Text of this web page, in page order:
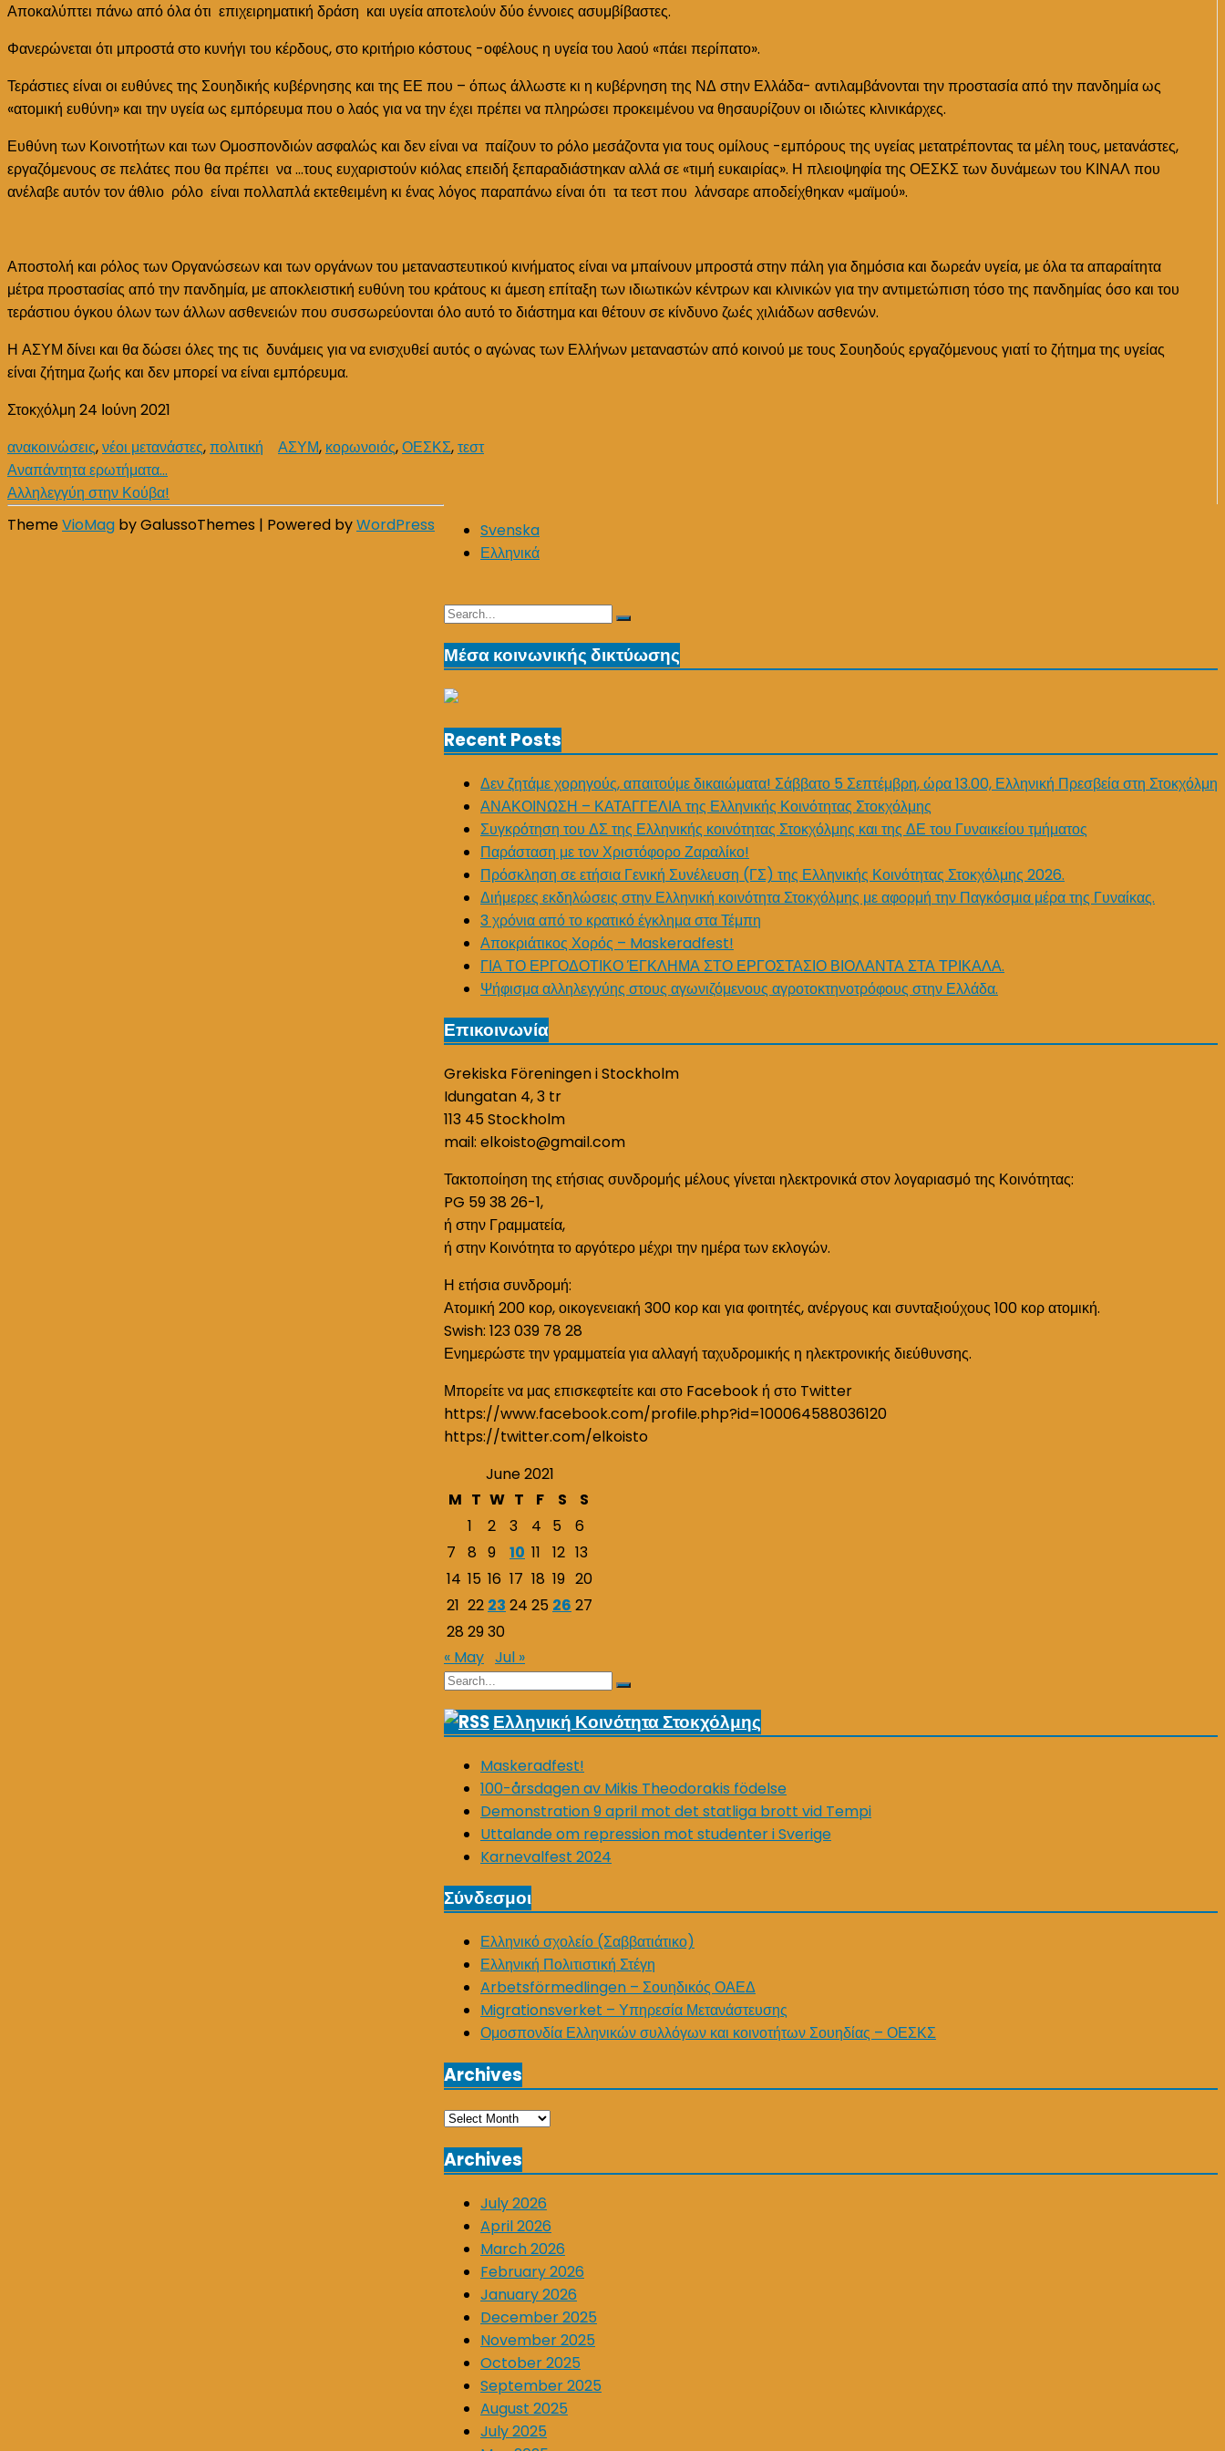
αφορμή
υπόθεση
των
«μαϊμού»τεστ
Αποκαλύπτει πάνω από όλα ότι επιχειρηματική δράση και υγεία αποτελούν δύο έννοιες ασυμβίβαστες.
Φανερώνεται ότι μπροστά στο κυνήγι του κέρδους, στο κριτήριο κόστους -οφέλους η υγεία του λαού «πάει περίπατο».
Τεράστιες είναι οι ευθύνες της Σουηδικής κυβέρνησης και της ΕΕ που – όπως άλλωστε κι η κυβέρνηση της ΝΔ στην Ελλάδα- αντιλαμβάνονται την προστασία από την πανδημία ως
«ατομική ευθύνη» και την υγεία ως εμπόρευμα που ο λαός για να την έχει πρέπει να πληρώσει προκειμένου να θησαυρίζουν οι ιδιώτες κλινικάρχες.
Ευθύνη των Κοινοτήτων και των Ομοσπονδιών ασφαλώς και δεν είναι να παίζουν το ρόλο μεσάζοντα για τους ομίλους -εμπόρους της υγείας μετατρέποντας τα μέλη τους, μετανάστες,
εργαζόμενους σε πελάτες που θα πρέπει να …τους ευχαριστούν κιόλας επειδή ξεπαραδιάστηκαν αλλά σε «τιμή ευκαιρίας». Η πλειοψηφία της ΟΕΣΚΣ των δυνάμεων του ΚΙΝΑΛ που
ανέλαβε αυτόν τον άθλιο ρόλο είναι πολλαπλά εκτεθειμένη κι ένας λόγος παραπάνω είναι ότι τα τεστ που λάνσαρε αποδείχθηκαν «μαϊμού».
Αποστολή και ρόλος των Οργανώσεων και των οργάνων του μεταναστευτικού κινήματος είναι να μπαίνουν μπροστά στην πάλη για δημόσια και δωρεάν υγεία, με όλα τα απαραίτητα
μέτρα προστασίας από την πανδημία, με αποκλειστική ευθύνη του κράτους κι άμεση επίταξη των ιδιωτικών κέντρων και κλινικών για την αντιμετώπιση τόσο της πανδημίας όσο και του
τεράστιου όγκου όλων των άλλων ασθενειών που συσσωρεύονται όλο αυτό το διάστημα και θέτουν σε κίνδυνο ζωές χιλιάδων ασθενών.
Η ΑΣΥΜ δίνει και θα δώσει όλες της τις δυνάμεις για να ενισχυθεί αυτός ο αγώνας των Ελλήνων μεταναστών από κοινού με τους Σουηδούς εργαζόμενους γιατί το ζήτημα της υγείας
είναι ζήτημα ζωής και δεν μπορεί να είναι εμπόρευμα.
Στοκχόλμη 24 Ιούνη 2021
ανακοινώσεις,νέοι μετανάστες,πολιτική ΑΣΥΜ, κορωνοιός,ΟΕΣΚΣ,τεστ
Post
navigation
Αναπάντητα ερωτήματα…
Αλληλεγγύη στην Κούβα!
Svenska
Ελληνικά
Search
Search
Μέσα κοινωνικής δικτύωσης
Recent Posts
Δεν ζητάμε χορηγούς, απαιτούμε δικαιώματα! Σάββατο 5 Σεπτέμβρη, ώρα 13.00, Ελληνική Πρεσβεία στη Στοκχόλμη
ΑΝΑΚΟΙΝΩΣΗ – ΚΑΤΑΓΓΕΛΙΑ της Ελληνικής Κοινότητας Στοκχόλμης
Συγκρότηση του ΔΣ της Ελληνικής κοινότητας Στοκχόλμης και της ΔΕ του Γυναικείου τμήματος
Παράσταση με τον Χριστόφορο Ζαραλίκο!
Πρόσκληση σε ετήσια Γενική Συνέλευση (ΓΣ) της Ελληνικής Κοινότητας Στοκχόλμης 2026.
Διήμερες εκδηλώσεις στην Ελληνική κοινότητα Στοκχόλμης με αφορμή την Παγκόσμια μέρα της Γυναίκας.
3 χρόνια από το κρατικό έγκλημα στα Τέμπη
Αποκριάτικος Χορός – Maskeradfest!
ΓΙΑ ΤΟ ΕΡΓΟΔΟΤΙΚΟ ΈΓΚΛΗΜΑ ΣΤΟ ΕΡΓΟΣΤΑΣΙΟ ΒΙΟΛΑΝΤΑ ΣΤΑ ΤΡΙΚΑΛΑ.
Ψήφισμα αλληλεγγύης στους αγωνιζόμενους αγροτοκτηνοτρόφους στην Ελλάδα.
Επικοινωνία
Grekiska Föreningen i Stockholm
Idungatan 4, 3 tr
113 45 Stockholm
mail: elkoisto@gmail.com
Τακτοποίηση της ετήσιας συνδρομής μέλους γίνεται ηλεκτρονικά στον λογαριασμό της Κοινότητας:
PG 59 38 26-1,
ή στην Γραμματεία,
ή στην Κοινότητα το αργότερο μέχρι την ημέρα των εκλογών.
Η ετήσια συνδρομή:
Ατομική 200 κορ, οικογενειακή 300 κορ και για φοιτητές, ανέργους και συνταξιούχους 100 κορ ατομική.
Swish: 123 039 78 28
Ενημερώστε την γραμματεία για αλλαγή ταχυδρομικής η ηλεκτρονικής διεύθυνσης.
Μπορείτε να μας επισκεφτείτε και στο Facebook ή στο Twitter
https://www.facebook.com/profile.php?id=100064588036120
https://twitter.com/elkoisto
June 2021
M T W T F S
S
1
2 3 4 5
6
7
8 9 10 11 12 13
14 15 16 17 18 19 20
21 22 23 24 25 26 27
28 2930
« May Jul »
Search
Search
Ελληνική Κοινότητα Στοκχόλμης
Maskeradfest!
100-årsdagen av Mikis Theodorakis födelse
Demonstration 9 april mot det statliga brott vid Tempi
Uttalande om repression mot studenter i Sverige
Karnevalfest 2024
Σύνδεσμοι
Ελληνικό σχολείο (Σαββατιάτικο)
Ελληνική Πολιτιστική Στέγη
Arbetsförmedlingen – Σουηδικός ΟΑΕΔ
Migrationsverket – Υπηρεσία Μετανάστευσης
Ομοσπονδία Ελληνικών συλλόγων και κοινοτήτων Σουηδίας – ΟΕΣΚΣ
Archives
Archives
Archives
July 2026
April 2026
March 2026
February 2026
January 2026
December 2025
November 2025
October 2025
September 2025
August 2025
July 2025
ThemeVioMag by GalussoThemes | Powered byWordPress